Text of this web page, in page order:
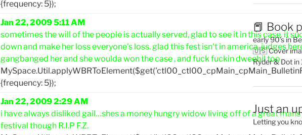
{frequency: 5});
Jan 22, 2009 5:11 AM
sometimes the will of the people is actually served, glad to see it in this case. it
down and make her loss everyone's loss. glad this fest isn't in america, judges
gangbanged her and she woulda won the case , and fuck fuckin dweebil too
{frequency: 5});
Jan 22, 2009 2:29 AM
i have always disliked gail…shes a money hungry widow living off of a great
festival though R.I.P F.Z.
📕 Book
early 90’s in
🇺🇸 Cover
Ryder & Dot
Just an
Letting you